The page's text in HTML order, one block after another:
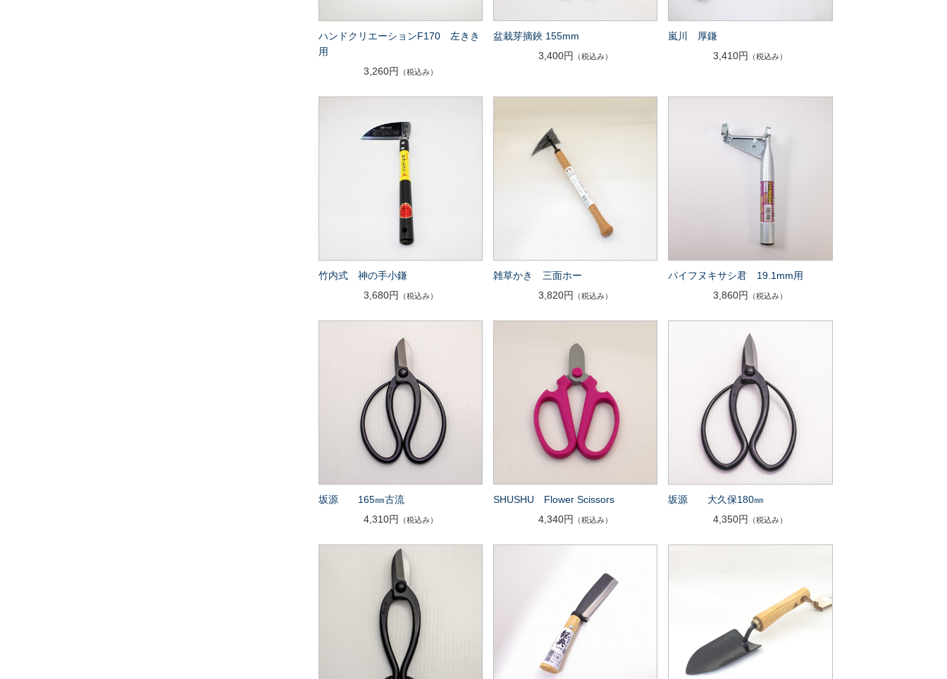
ハンドクリエーションF170 左きき
用
3,260円 （税込み）
盆栽芽摘鋏 155mm
3,400円
（税込み）
嵐川 厚鎌
3,410円
（税込み）
竹内式 神の手小鎌
3,680円
（税込み）
雑草かき 三面ホー
3,820円
（税込み）
パイフヌキサシ君 19.1mm用
3,860円
（税込み）
坂源 165㎜古流
4,310円
（税込み）
SHUSHU Flower Scissors
4,340円
（税込み）
坂源 大久保180㎜
4,350円
（税込み）